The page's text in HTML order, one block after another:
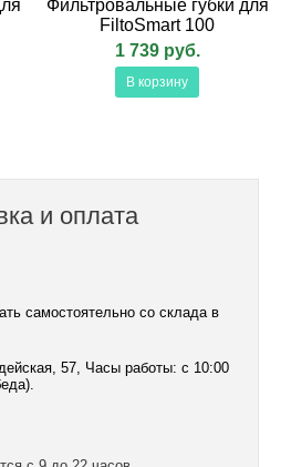
Фильтровальные губки для
FiltoSmart 100
1 739 руб.
В корзину
и оплата
самостоятельно со склада в
57, Часы работы: с 10:00